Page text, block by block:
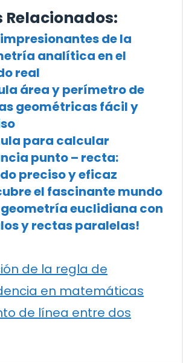
impresionantes de la
analítica en el
real
área y perímetro de
geométricas fácil y
para calcular
punto – recta:
preciso y eficaz
el fascinante mundo
euclidiana con
y rectas paralelas!
de la regla de
en matemáticas
de línea entre dos